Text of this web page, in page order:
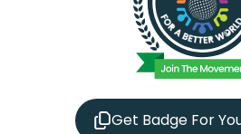
Get Badge For